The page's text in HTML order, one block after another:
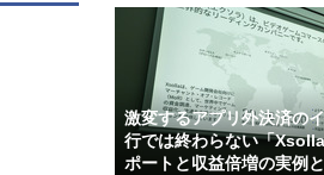
激変するアプリ外決済の
行では終わらない「
ポートと収益倍増の実例